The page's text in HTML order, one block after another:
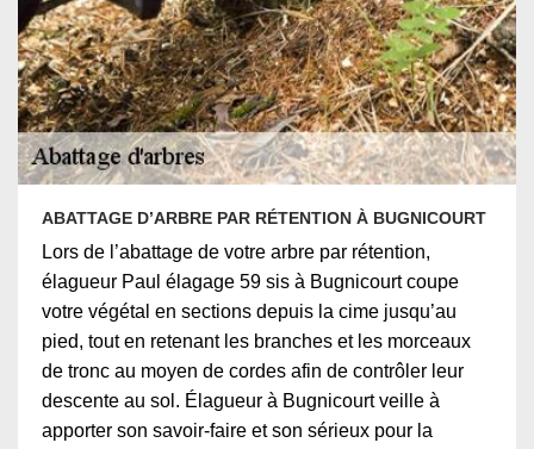
ABATTAGE D’ARBRE PAR RÉTENTION À BUGNICOURT
Lors de l’abattage de votre arbre par rétention,
élagueur Paul élagage 59 sis à Bugnicourt coupe
votre végétal en sections depuis la cime jusqu’au
pied, tout en retenant les branches et les morceaux
de tronc au moyen de cordes afin de contrôler leur
descente au sol. Élagueur à Bugnicourt veille à
apporter son savoir-faire et son sérieux pour la